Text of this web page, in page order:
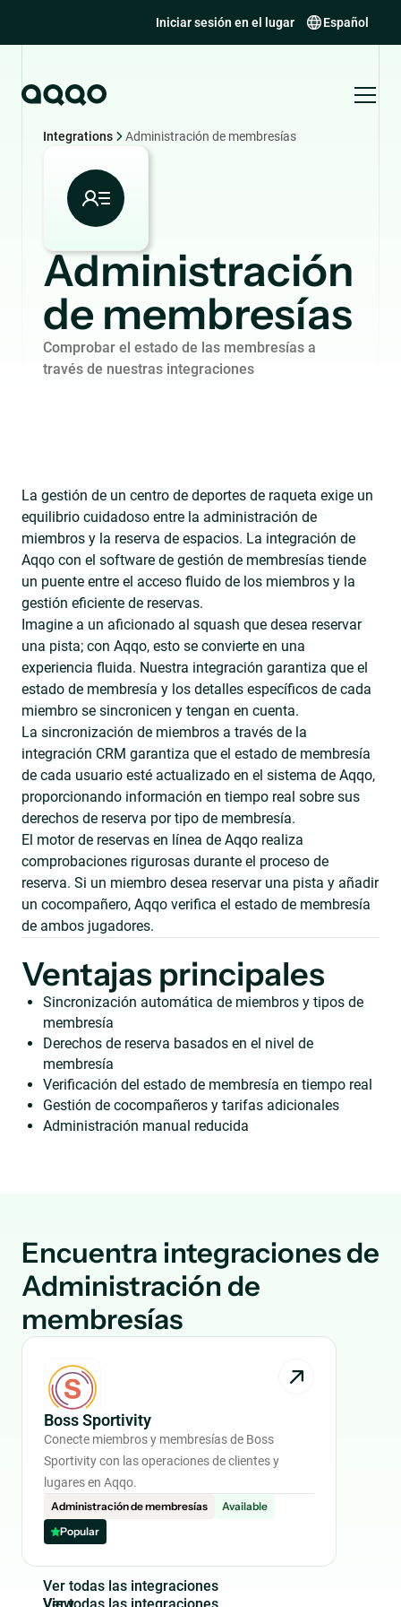
Iniciar sesión en el lugar Español
Integrations Administración de membresías
Administración
de membresías
Comprobar el estado de las membresías a
través de nuestras integraciones
La gestión de un centro de deportes de raqueta exige un
equilibrio cuidadoso entre la administración de
miembros y la reserva de espacios. La integración de
Aqqo con el software de gestión de membresías tiende
un puente entre el acceso fluido de los miembros y la
gestión eficiente de reservas.
Imagine a un aficionado al squash que desea reservar
una pista; con Aqqo, esto se convierte en una
experiencia fluida. Nuestra integración garantiza que el
estado de membresía y los detalles específicos de cada
miembro se sincronicen y tengan en cuenta.
La sincronización de miembros a través de la
integración CRM garantiza que el estado de membresía
de cada usuario esté actualizado en el sistema de Aqqo,
proporcionando información en tiempo real sobre sus
derechos de reserva por tipo de membresía.
El motor de reservas en línea de Aqqo realiza
comprobaciones rigurosas durante el proceso de
reserva. Si un miembro desea reservar una pista y añadir
un cocompañero, Aqqo verifica el estado de membresía
de ambos jugadores.
Ventajas principales
Sincronización automática de miembros y tipos de
membresía
Derechos de reserva basados en el nivel de
membresía
Verificación del estado de membresía en tiempo real
Gestión de cocompañeros y tarifas adicionales
Administración manual reducida
Encuentra integraciones de
Administración de
membresías
Boss Sportivity
Conecte miembros y membresías de Boss
Sportivity con las operaciones de clientes y
lugares en Aqqo.
Administración de membresías
Available
Popular
Ver todas as integraciones